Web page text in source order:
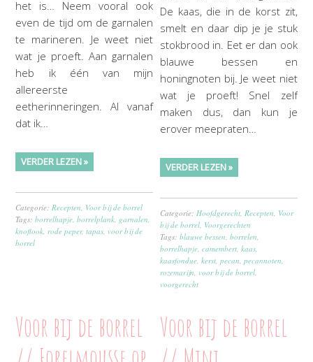
het is… Neem vooral ook
even de tijd om de garnalen
te marineren. Je weet niet
wat je proeft. Aan garnalen
heb ik één van mijn
allereerste
eetherinneringen. Al vanaf
dat ik…
VERDER LEZEN »
Categorie: Recepten Voor bij de borrel
Tags:borrelhapje ,borrelplank garnalen
knoflook rode peper,tapas voor bij de
borrel
De kaas, die in de korst zit,
smelt en daar dip je je stuk
stokbrood in. Eet er dan ook
blauwe bessen en
honingnoten bij. Je weet niet
wat je proeft! Snel zelf
maken dus, dan kun je
erover meepraten…
VERDER LEZEN »
Categorie: Hoofdgerecht Recepten Voor
bij de borrel Voorgerechten
Tags:blauwe bessen ,borrelen
borrelhapje ,camembert ,kaas
kaasfondue ,kerst ,pecan ,pecannoten
rozemarijn voor bij de borrel
voorgerecht
Voor bij de borrel
Voor bij de borrel